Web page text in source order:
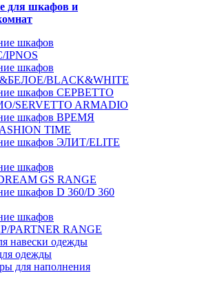
для шкафов и
шкафов
шкафов
BLACK&WHITE
шкафов СЕРВЕТТО
SERVETTO ARMADIO
шкафов ВРЕМЯ
TIME
шкафов ЭЛИТ/ELITE
шкафов
GS RANGE
шкафов D 360/D 360
шкафов
PARTNER RANGE
навески одежды
одежды
для наполнения